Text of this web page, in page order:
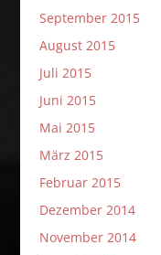
September 2015
August 2015
Juli 2015
Juni 2015
Mai 2015
März 2015
Februar 2015
Dezember 2014
November 2014